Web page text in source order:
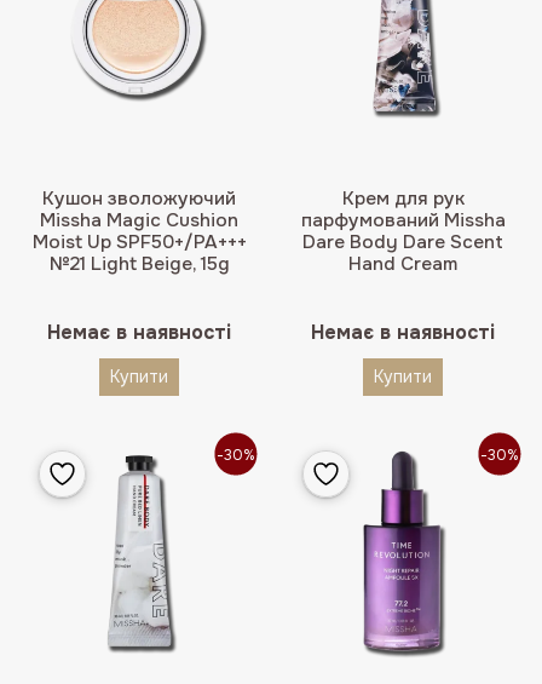
Кушон зволожуючий
Missha Magic Cushion
Moist Up SPF50+/PA+++
№21 Light Beige, 15g
Немає в наявності
Купити
Крем для рук
парфумований Missha
Dare Body Dare Scent
Hand Cream
Немає в наявності
Купити
-30% -30%